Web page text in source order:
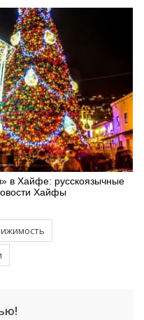
в Хайфе: русскоязычные
Хайфы